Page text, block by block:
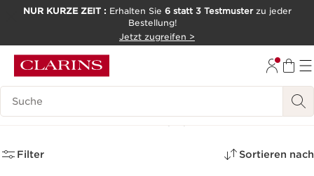
NUR KURZE ZEIT : Erhalten Sie 6 statt 3 Testmusterzu jeder
Bestellung!
Jetzt zugreifen >
Legende suchen
Bestseller Gesicht (21)
Filter Sortieren nach